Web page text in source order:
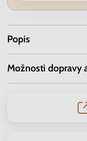
Popis
Možnosti dopravy